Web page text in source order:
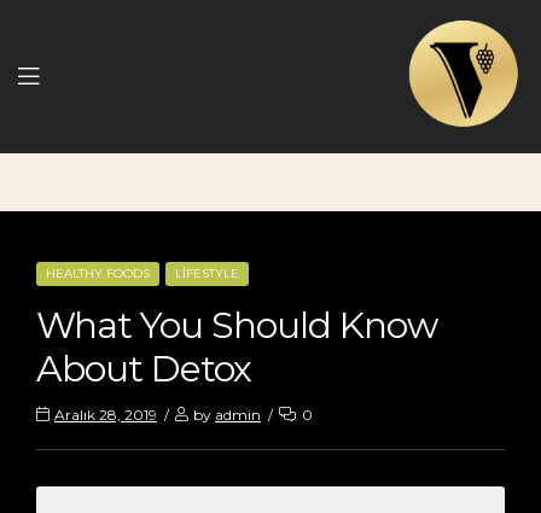
Menu
CATEGORIES
HEALTHY FOODS LIFESTYLE
What You Should Know
About Detox
Aralık 28, 2019 by admin 0